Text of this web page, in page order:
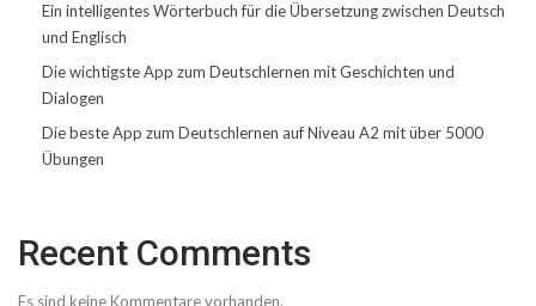
Ein intelligentes Wörterbuch für die Übersetzung zwischen Deutsch
und Englisch
Die wichtigste App zum Deutschlernen mit Geschichten und
Dialogen
Die beste App zum Deutschlernen auf Niveau A2 mit über 5000
Übungen
Recent Comments
Es sind keine Kommentare vorhanden.